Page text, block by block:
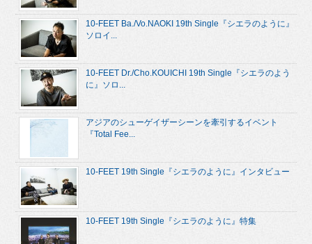
10-FEET Ba./Vo.NAOKI 19th Single『シエラのように』
ソロイ...
10-FEET Dr./Cho.KOUICHI 19th Single『シエラのよう
に』ソロ...
アジアのシューゲイザーシーンを牽引するイベント
『Total Fee...
10-FEET 19th Single『シエラのように』インタビュー
10-FEET 19th Single『シエラのように』特集